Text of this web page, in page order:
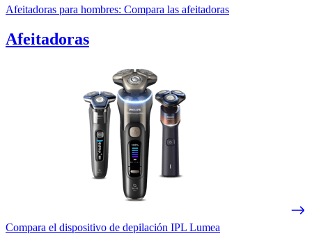
Afeitadoras para hombres: Compara las afeitadoras
Afeitadoras
Compara el dispositivo de depilación IPL Lumea